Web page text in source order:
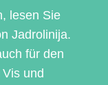
lesen Sie
Jadrolinija.
für den
und